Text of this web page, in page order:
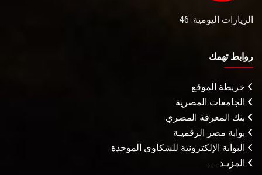
الزيارات اليومية: 46
روابط تهمك
خريطة الموقع
الجامعات المصرية
بنك المعرفة المصري
بوابة مصر الرقميـة
البوابة الإلكترونية للشكاوى الموحدة
المزيـد . . .